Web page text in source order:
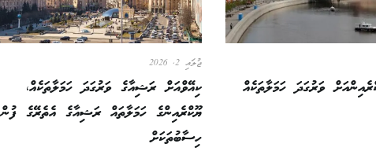
ވަރުގަދަ ހަމަލާތަކެއް
ޖުލައި 2, 2026
ކިއޭވްއަށް ރަޝިއާގެ ވަރުގަދަ ހަމަލާތަކެއް،
ޔޫކްރެއިންގެ ހަމަލާތައް ރަޝިއާގެ އެތެރޭގެ ފުން
ހިސާބުތަކަށް